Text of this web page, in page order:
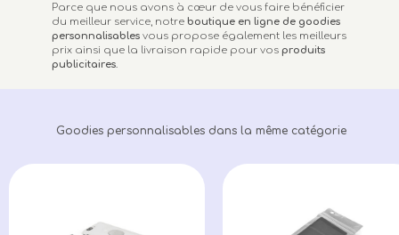
Parce que nous avons à cœur de vous faire bénéficier
du meilleur service, notreboutique en ligne de goodies
personnalisables vous propose également les meilleurs
prix ainsi que la livraison rapide pour vos produits
publicitaires.
Goodies personnalisables dans la même catégorie